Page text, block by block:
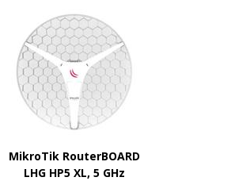
MikroTik RouterBOARD
LHG HP5 XL, 5 GHz